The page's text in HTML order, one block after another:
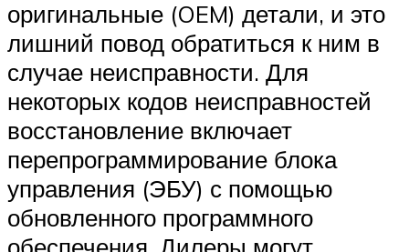
оригинальные (OEM) детали, и это
лишний повод обратиться к ним в
случае неисправности. Для
некоторых кодов неисправностей
восстановление включает
перепрограммирование блока
управления (ЭБУ) с помощью
обновленного программного